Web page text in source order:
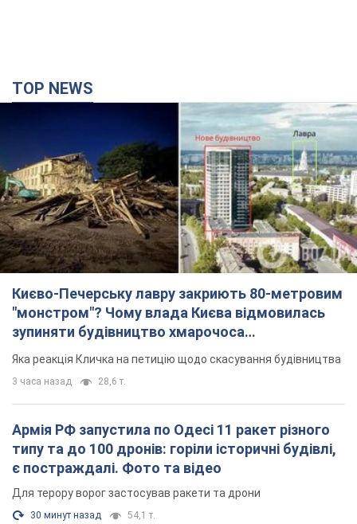
TOP NEWS
Києво-Печерську лавру закриють 80-метровим
"монстром"? Чому влада Києва відмовилась
зупиняти будівництво хмарочоса
"московського вірянина"
Яка реакція Кличка на петицію щодо скасування будівництва
3 часа назад 28,6 т.
Армія РФ запустила по Одесі 11 ракет різного
типу та до 100 дронів: горіли історичні будівлі,
є постраждалі. Фото та відео
Для терору ворог застосував ракети та дрони
30 минут назад 54,1 т.